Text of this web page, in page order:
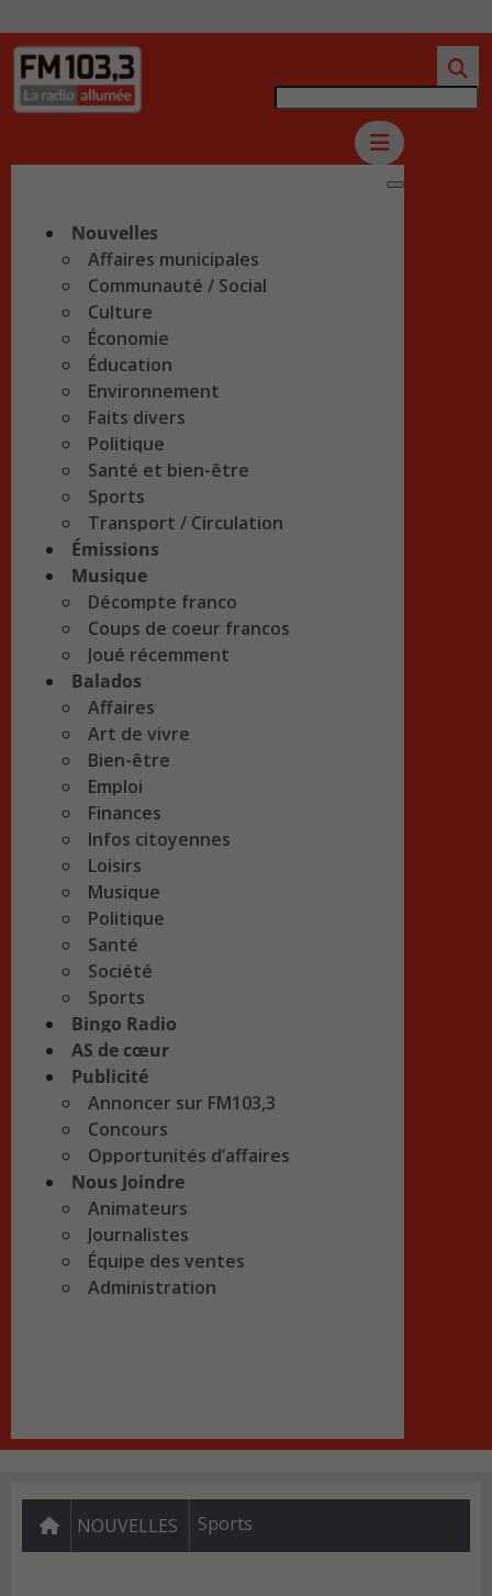
Nouvelles
Affaires municipales
Communauté / Social
Culture
Économie
Éducation
Environnement
Faits divers
Politique
Santé et bien-être
Sports
Transport / Circulation
Émissions
Musique
Décompte franco
Coups de coeur francos
Joué récemment
Balados
Affaires
Art de vivre
Bien-être
Emploi
Finances
Infos citoyennes
Loisirs
Musique
Politique
Santé
Société
Sports
Bingo Radio
AS de cœur
Publicité
Annoncer sur FM103,3
Concours
Opportunités d’affaires
Nous Joindre
Animateurs
Journalistes
Équipe des ventes
Administration
NOUVELLES Sports